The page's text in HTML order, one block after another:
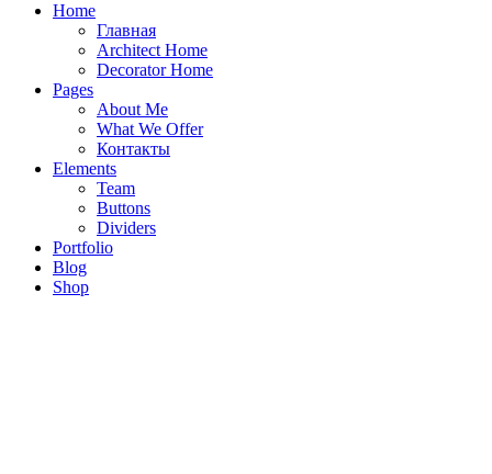
Home
Главная
Architect Home
Decorator Home
Pages
About Me
What We Offer
Контакты
Elements
Team
Buttons
Dividers
Portfolio
Blog
Shop
Квартира на ул. Ходынская в стиле Арт-Деко